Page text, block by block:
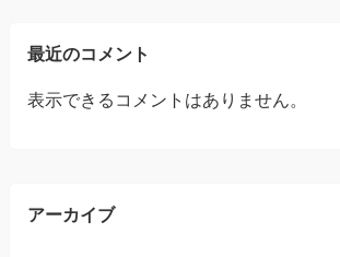
最近のコメント
表示できるコメントはありません。
アーカイブ